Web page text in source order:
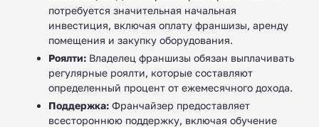
потребуется значительная начальная
инвестиция, включая оплату франшизы, аренду
помещения и закупку оборудования.
Роялти: Владелец франшизы обязан выплачивать
регулярные роялти, которые составляют
определенный процент от ежемесячного дохода.
Поддержка: Франчайзер предоставляет
всестороннюю поддержку, включая обучение